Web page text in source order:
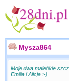
Mysza864
Moje dwa maleńkie
Emilia i Alicja :-)